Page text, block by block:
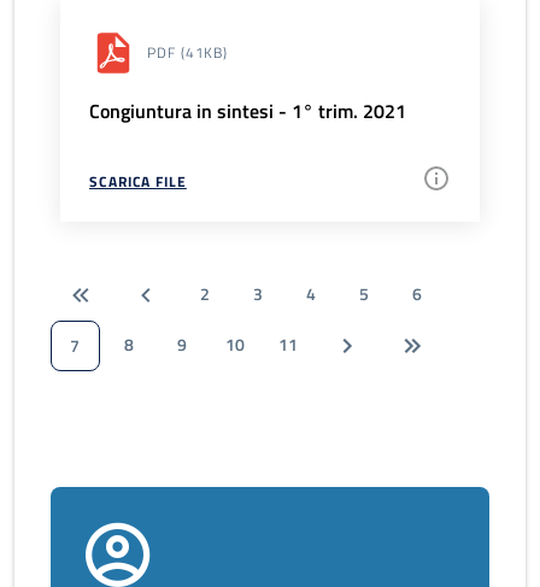
PDF (41KB)
Congiuntura in sintesi - 1° trim. 2021
SCARICA FILE
2 3 4 5
6
7
8 9 10 11